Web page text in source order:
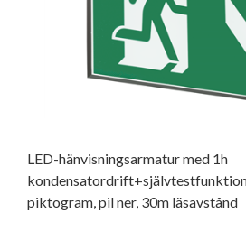
LED-hänvisningsarmatur med 1h
piktogram, pil ner, 30m läsavstånd